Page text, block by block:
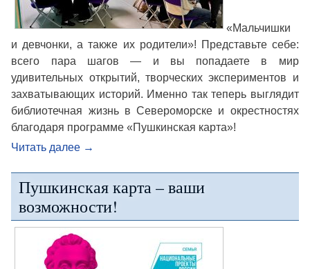
«Мальчишки
и девчонки, а также их родители»! Представьте себе:
всего пара шагов — и вы попадаете в мир
удивительных открытий, творческих экспериментов и
захватывающих историй. Именно так теперь выглядит
библиотечная жизнь в Североморске и окрестностях
благодаря программе «Пушкинская карта»!
Читать далее →
Пушкинская карта – ваши
возможности!